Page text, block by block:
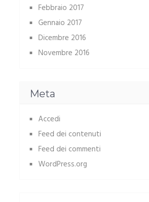
Febbraio 2017
Gennaio 2017
Dicembre 2016
Novembre 2016
Meta
Accedi
Feed dei contenuti
Feed dei commenti
WordPress.org